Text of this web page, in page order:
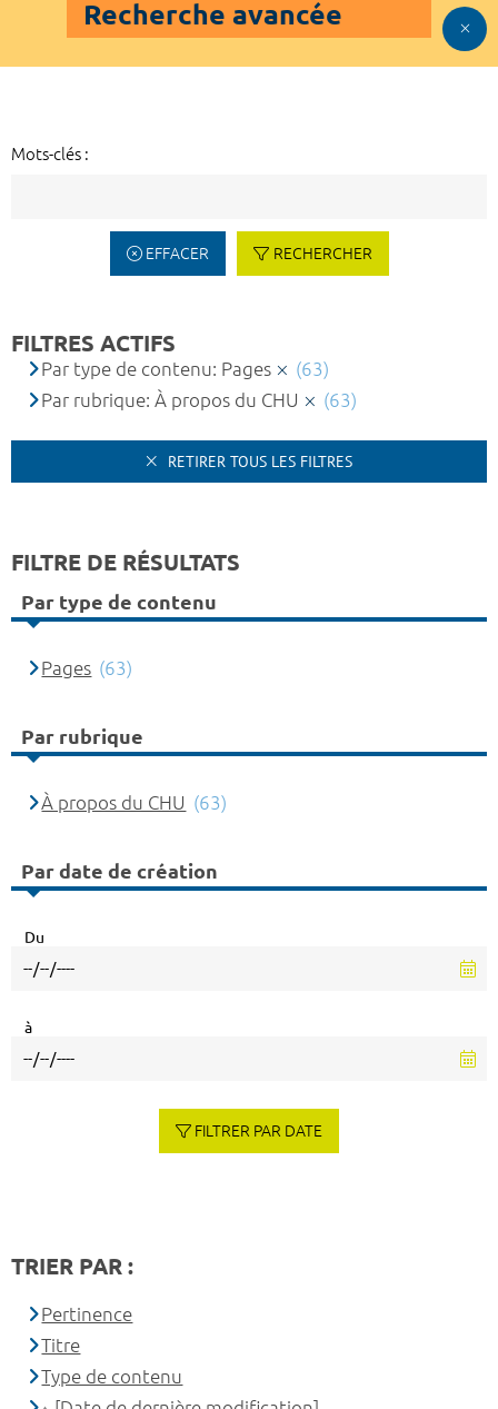
Recherche avancée
Mots-clés :
EFFACER RECHERCHER
FILTRES ACTIFS
Par type de contenu: Pages
(63)
Par rubrique: À propos du CHU
(63)
RETIRER TOUS LES FILTRES
FILTRE DE RÉSULTATS
Par type de contenu
Pages (63)
Par rubrique
À propos du CHU (63)
Par date de création
Du
à
FILTRER PAR DATE
TRIER PAR :
Pertinence
Titre
Type de contenu